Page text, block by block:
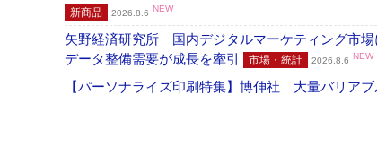
新商品 2026.8.6 NEW
矢野経済研究所 国内デジタルマーケティング市
データ整備需要が成長を牽引
市場・統計 2026.8.6 NEW
【パーソナライズ印刷特集】博伸社 大量バリア